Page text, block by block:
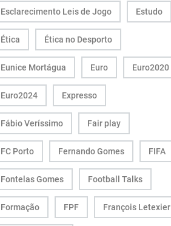
Esclarecimento Leis de Jogo Estudo
Ética Ética no Desporto
Eunice Mortágua Euro Euro2020
Euro2024 Expresso
Fábio Veríssimo Fair play
FC Porto Fernando Gomes FIFA
Fontelas Gomes Football Talks
Formação FPF François Letexier